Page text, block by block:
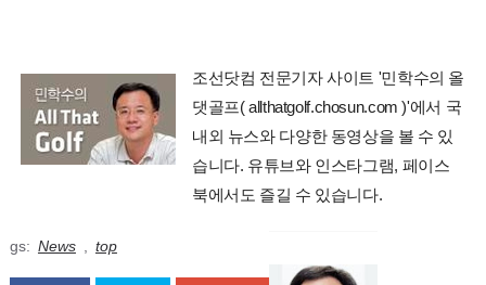
조선닷컴 전문기자 사이트 '민학수의 올
댓골프( allthatgolf.chosun.com )'에서 국
내외 뉴스와 다양한 동영상을 볼 수 있
습니다. 유튜브와 인스타그램, 페이스
북에서도 즐길 수 있습니다.
News top